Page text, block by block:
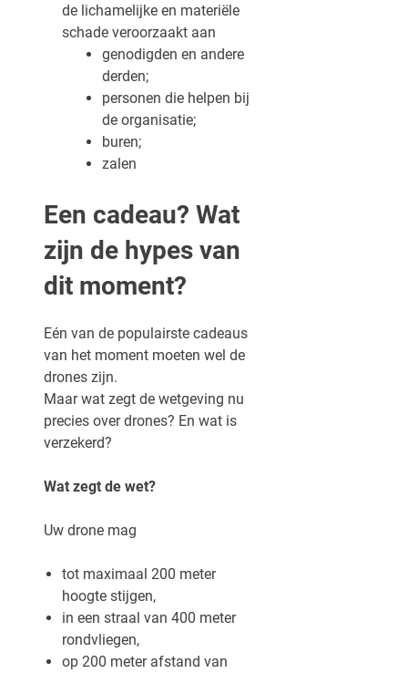
de lichamelijke en materiële
schade veroorzaakt aan
genodigden en andere
derden;
personen die helpen bij
de organisatie;
buren;
zalen
Een cadeau? Wat
zijn de hypes van
dit moment?
Eén van de populairste cadeaus
van het moment moeten wel de
drones zijn.
Maar wat zegt de wetgeving nu
precies over drones? En wat is
verzekerd?
Wat zegt de wet?
Uw drone mag
tot maximaal 200 meter
hoogte stijgen,
in een straal van 400 meter
rondvliegen,
op 200 meter afstand van